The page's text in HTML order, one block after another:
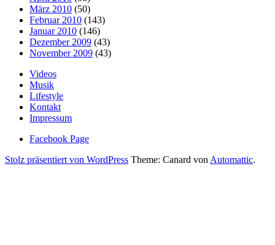
März 2010 (50)
Februar 2010 (143)
Januar 2010 (146)
Dezember 2009 (43)
November 2009 (43)
Videos
Musik
Lifestyle
Kontakt
Impressum
Facebook Page
Stolz präsentiert von WordPress Theme: Canard von Automattic.